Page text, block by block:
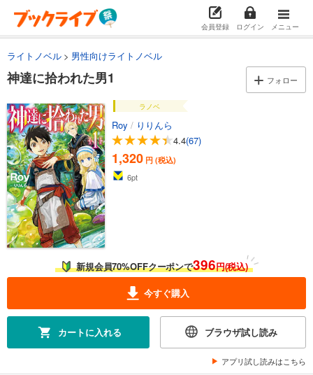
会員登録 ログイン メニュー
ライトノベル 男性向けライトノベル
神達に拾われた男1 フォロー
ラノベ
Roy / りりんら
4.4(67)
1,320 円 (税込)
6pt
新規会員70%OFFクーポンで396円(税込)
今すぐ購入
カートに入れる ブラウザ試し読み
アプリ試し読みはこちら